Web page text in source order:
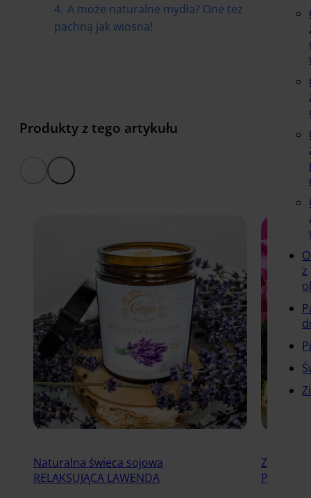
4. A może naturalne mydła? One też
pachną jak wiosna!
Produkty z tego artykułu
Naturalna świeca sojowa
RELAKSUJĄCA LAWENDA
PIWONIA
z